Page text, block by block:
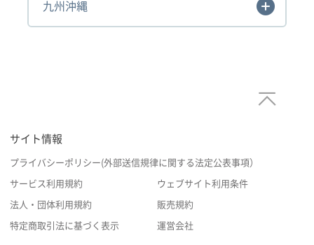
九州沖縄
サイト情報
プライバシーポリシー(外部送信規律に関する法定公表事項）
サービス利用規約 ウェブサイト利用条件
法人・団体利用規約 販売規約
特定商取引法に基づく表示 運営会社